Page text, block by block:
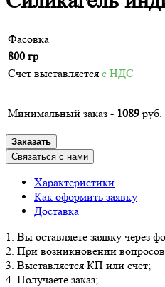
Фасовка
800 гр
Счет выставляется с НДС
Минимальный заказ - 1089 руб.
Заказать
Связаться с нами
Характеристики
Как оформить заявку
Доставка
1. Вы оставляете заявку через
2. При возникновении
3. Выставляется КП или счет;
4. Получаете заказ;